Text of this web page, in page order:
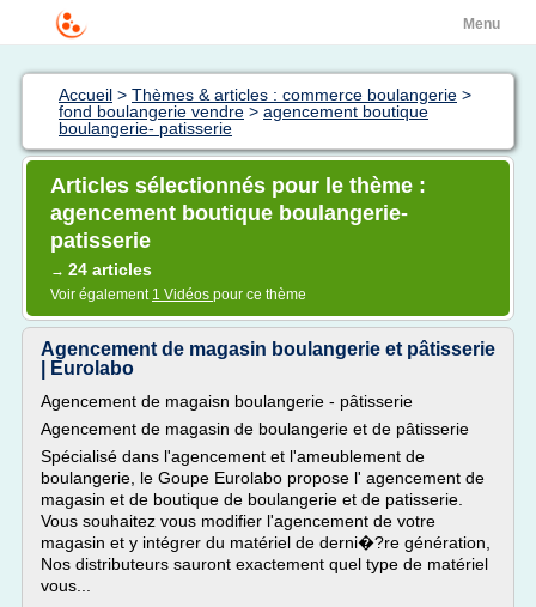
Menu
Accueil > Thèmes & articles : commerce boulangerie >
fond boulangerie vendre > agencement boutique
boulangerie- patisserie
Articles sélectionnés pour le thème :
agencement boutique boulangerie-
patisserie
→ 24 articles
Voir également 1 Vidéos pour ce thème
Agencement de magasin boulangerie et pâtisserie
| Eurolabo
Agencement de magaisn boulangerie - pâtisserie
Agencement de magasin de boulangerie et de pâtisserie
Spécialisé dans l'agencement et l'ameublement de
boulangerie, le Goupe Eurolabo propose l' agencement de
magasin et de boutique de boulangerie et de patisserie.
Vous souhaitez vous modifier l'agencement de votre
magasin et y intégrer du matériel de derni�?re génération,
Nos distributeurs sauront exactement quel type de matériel
vous...